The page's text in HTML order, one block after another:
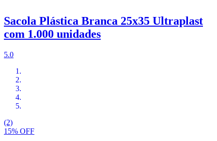
Sacola Plástica Branca 25x35 Ultraplast
com 1.000 unidades
5.0
(2)
15% OFF